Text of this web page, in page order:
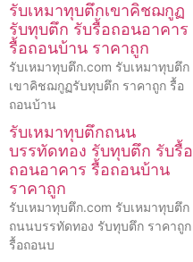
รับเหมาทุบตึกเขาคิชฌกูฏ
รับทุบตึก รับรื้อถอนอาคาร
รื้อถอนบ้าน ราคาถูก
รับเหมาทุบตึก.com รับเหมาทุบตึก
เขาคิชฌกูฏรับทุบตึก ราคาถูก รื้อ
ถอนบ้าน
รับเหมาทุบตึกถนน
บรรทัดทอง รับทุบตึก รับรื้อ
ถอนอาคาร รื้อถอนบ้าน
ราคาถูก
รับเหมาทุบตึก.com รับเหมาทุบตึก
ถนนบรรทัดทอง รับทุบตึก ราคาถูก
รื้อถอนบ